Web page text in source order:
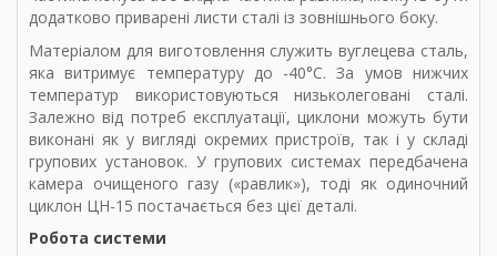
додатково приварені листи сталі із зовнішнього боку.
Матеріалом для виготовлення служить вуглецева сталь,
яка витримує температуру до -40°C. За умов нижчих
температур використовуються низьколеговані сталі.
Залежно від потреб експлуатації, циклони можуть бути
виконані як у вигляді окремих пристроїв, так і у складі
групових установок. У групових системах передбачена
камера очищеного газу («равлик»), тоді як одиночний
циклон ЦН-15 постачається без цієї деталі.
Робота системи